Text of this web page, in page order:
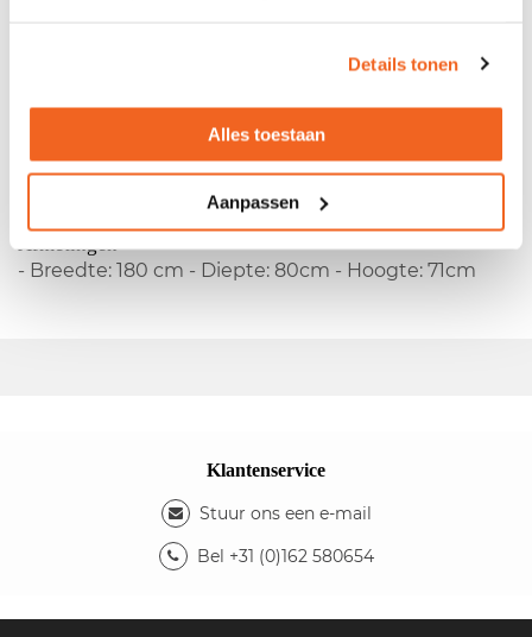
Details tonen
Alles toestaan
Aanpassen
- Rechthoekig blad - Metalen 4-poots onderstel -
Vaste hoogte
- Kleur blad: beuken - Kleur onderstel: antraciet
- Breedte: 180 cm - Diepte: 80cm - Hoogte: 71cm
Klantenservice
Stuur ons een e-mail
Bel +31 (0)162 580654